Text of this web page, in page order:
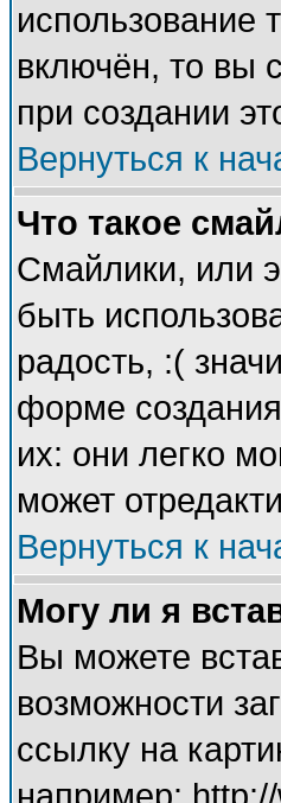
использование
включён, то вы
при создании
Вернуться к
Что такое
Смайлики, или
быть
радость, :(
форме
их: они легко
может
Вернуться к
Могу ли я
Вы можете
возможности
ссылку на